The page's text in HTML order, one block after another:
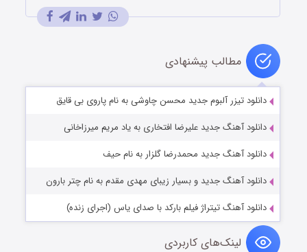
مطالب پیشنهادی
دانلود تیزر آلبوم جدید محسن چاوشی به نام پاروی بی قایق
دانلود آهنگ جدید علیرضا افتخاری به یاد مریم میرزاخانی
دانلود آهنگ جدید محمدرضا گلزار به نام حیف
دانلود آهنگ جدید و بسیار زیبای مهدی مقدم به نام چتر بارون
دانلود آهنگ تیتراژ فیلم بارکد با صدای یاس (اجرای زنده)
لینک‌های کاربردی